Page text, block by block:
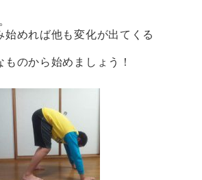
始めれば他も変化が出てくる
ものから始めましょう！